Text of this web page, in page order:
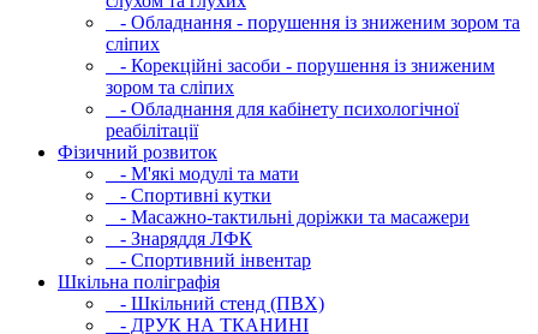
- Обладнання - порушення із зниженим зором та
сліпих
- Корекційні засоби - порушення із зниженим
зором та сліпих
- Обладнання для кабінету психологічної
реабілітації
Фізичний розвиток
- М'які модулi та мати
- Спортивні кутки
- Масажно-тактильні доріжки та масажери
- Знаряддя ЛФК
- Спортивний інвентар
Шкільна поліграфія
- Шкільний стенд (ПВХ)
- ДРУК НА ТКАНИНІ